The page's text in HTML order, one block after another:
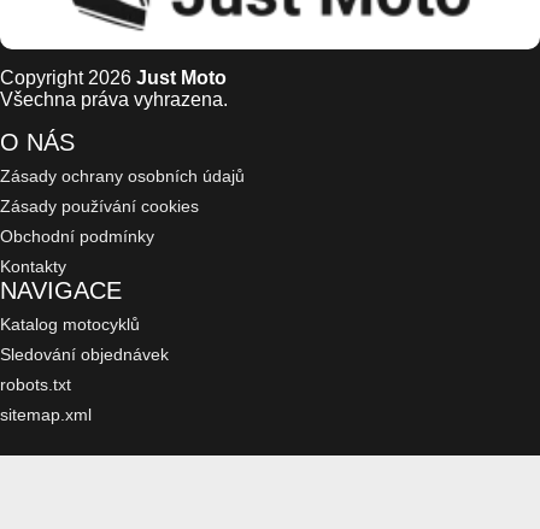
Copyright 2026 Just Moto
Všechna práva vyhrazena.
O NÁS
Zásady ochrany osobních údajů
Zásady používání cookies
Obchodní podmínky
Kontakty
NAVIGACE
Katalog motocyklů
Sledování objednávek
robots.txt
sitemap.xml